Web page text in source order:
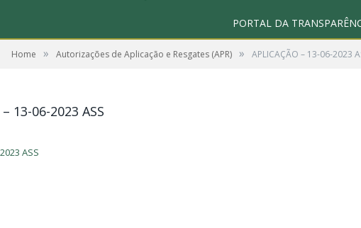
PORTAL DA
Home » Autorizações de Aplicação e Resgates (APR) » APLICAÇÃO – 13-06-2023
13-06-2023 ASS
ASS